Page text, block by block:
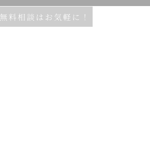
無料相談はお気軽に！